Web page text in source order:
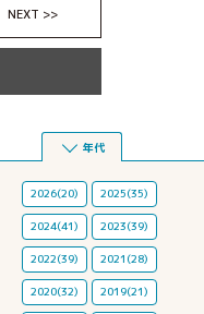
NEXT >>
年代
2026(20) 2025(35)
2024(41) 2023(39)
2022(39) 2021(28)
2020(32) 2019(21)